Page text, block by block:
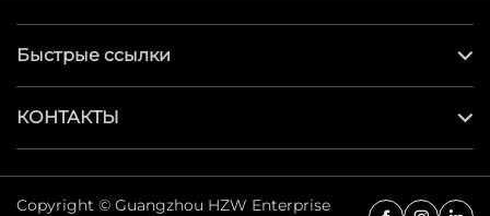
Быстрые ссылки
КОНТАКТЫ
Copyright © Guangzhou HZW Enterprise